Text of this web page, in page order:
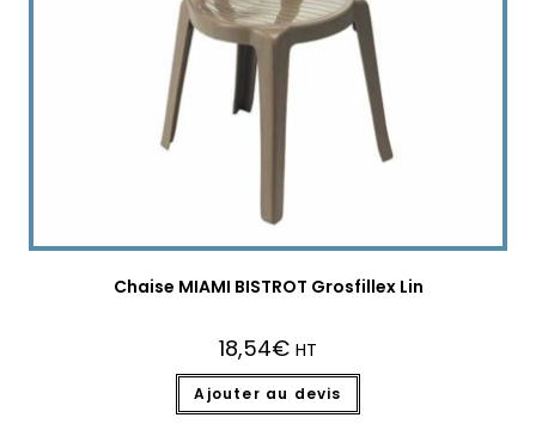
Chaise MIAMI BISTROT Grosfillex Lin
18,54€ HT
Ajouter au devis